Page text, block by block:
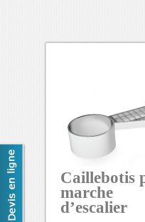
Caillebotis
marche
d’escalier